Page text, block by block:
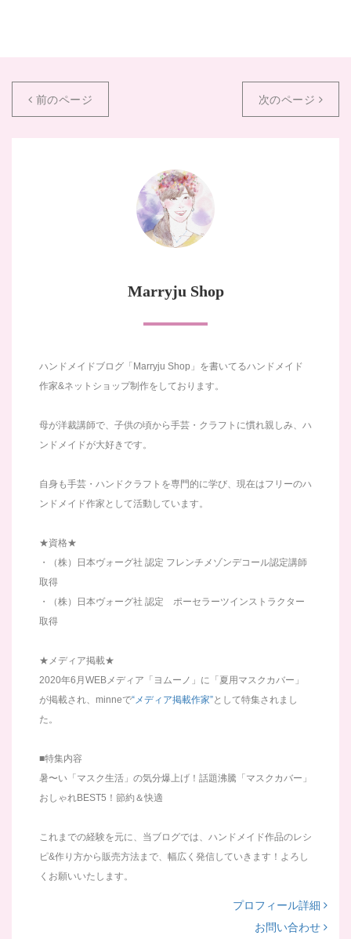
前のページ 次のページ
Marryju Shop
ハンドメイドブログ「Marryju Shop」を書いてるハンドメイド
作家&ネットショップ制作をしております。
母が洋裁講師で、子供の頃から手芸・クラフトに慣れ親しみ、ハ
ンドメイドが大好きです。
自身も手芸・ハンドクラフトを専門的に学び、現在はフリーのハ
ンドメイド作家として活動しています。
★資格★
・（株）日本ヴォーグ社 認定 フレンチメゾンデコール認定講師
取得
・（株）日本ヴォーグ社 認定 ポーセラーツインストラクター
取得
★メディア掲載★
2020年6月WEBメディア「ヨムーノ」に「夏用マスクカバー」
が掲載され、minneで“メディア掲載作家”として特集されまし
た。
■特集内容
暑〜い「マスク生活」の気分爆上げ！話題沸騰「マスクカバー」
おしゃれBEST5！節約＆快適
これまでの経験を元に、当ブログでは、ハンドメイド作品のレシ
ピ&作り方から販売方法まで、幅広く発信していきます！よろし
くお願いいたします。
プロフィール詳細
お問い合わせ